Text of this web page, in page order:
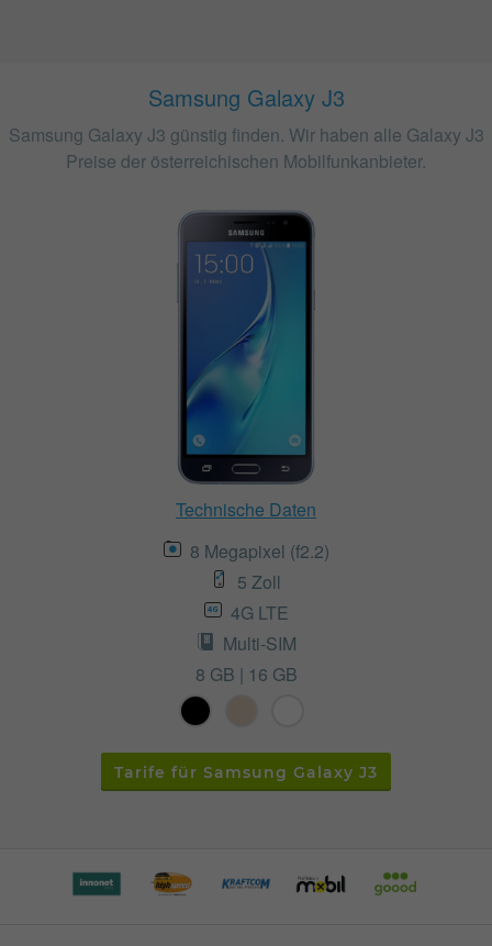
Samsung Galaxy J3
Samsung Galaxy J3 günstig finden. Wir haben alle Galaxy J3
Preise der österreichischen Mobilfunkanbieter.
Technische Daten
8 Megapixel (f2.2)
5 Zoll
4G LTE
Multi-SIM
8 GB | 16 GB
Tarife für Samsung Galaxy J3